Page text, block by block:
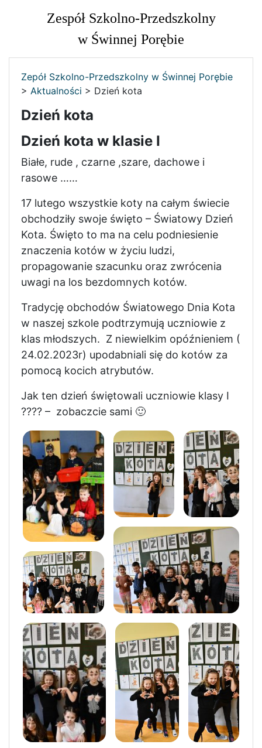
Zespół Szkolno-Przedszkolny
w Świnnej Porębie
Zepół Szkolno-Przedszkolny w Świnnej Porębie
> Aktualności > Dzień kota
Dzień kota
Dzień kota w klasie I
Białe, rude , czarne ,szare, dachowe i
rasowe ……
17 lutego wszystkie koty na całym świecie
obchodziły swoje święto – Światowy Dzień
Kota. Święto to ma na celu podniesienie
znaczenia kotów w życiu ludzi,
propagowanie szacunku oraz zwrócenia
uwagi na los bezdomnych kotów.
Tradycję obchodów Światowego Dnia Kota
w naszej szkole podtrzymują uczniowie z
klas młodszych. Z niewielkim opóźnieniem (
24.02.2023r) upodabniali się do kotów za
pomocą kocich atrybutów.
Jak ten dzień świętowali uczniowie klasy I
???? – zobaczcie sami 🙂